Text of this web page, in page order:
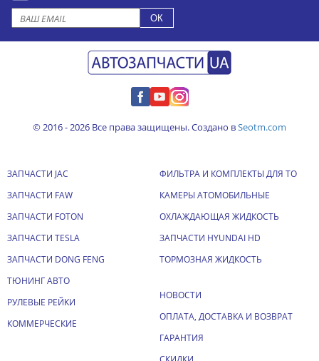
© 2016 - 2026 Все права защищены. Создано вSeotm.com
ЗАПЧАСТИ JAC
ЗАПЧАСТИ FAW
ЗАПЧАСТИ FOTON
ЗАПЧАСТИ TESLA
ЗАПЧАСТИ DONG FENG
ТЮНИНГ АВТО
РУЛЕВЫЕ РЕЙКИ
КОММЕРЧЕСКИЕ
ФИЛЬТРА И КОМПЛЕКТЫ ДЛЯ ТО
КАМЕРЫ АТОМОБИЛЬНЫЕ
ОХЛАЖДАЮЩАЯ ЖИДКОСТЬ
ЗАПЧАСТИ HYUNDAI HD
ТОРМОЗНАЯ ЖИДКОСТЬ
НОВОСТИ
ОПЛАТА, ДОСТАВКА И ВОЗВРАТ
ГАРАНТИЯ